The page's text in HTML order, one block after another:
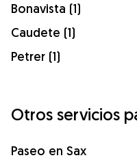
Bonavista (1)
Caudete (1)
Petrer (1)
Otros servicios
Paseo en Sax